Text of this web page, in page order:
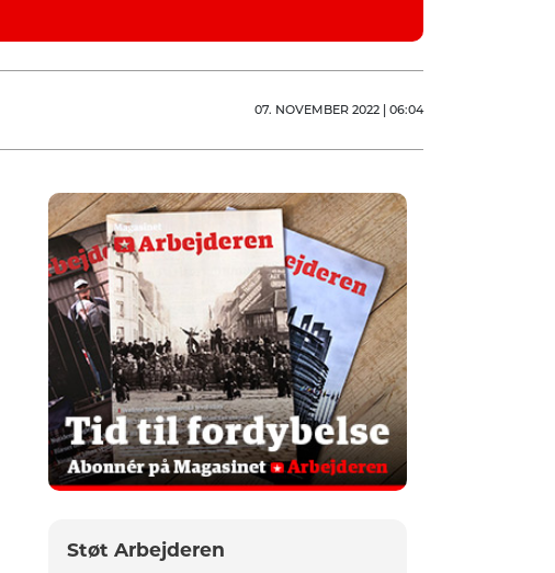
07. NOVEMBER 2022 | 06:04
Støt Arbejderen